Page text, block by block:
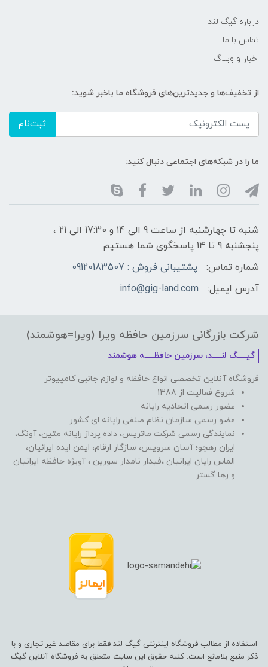
درباره گیگ لند
تماس با ما
اخبار و وبلاگ
از تخفیف‌ها و جدیدترین‌های فروشگاه ما باخبر شوید:
ثبت‌نام
ما را در شبکه‌های اجتماعی دنبال کنید:
شنبه تا چهارشنبه از ساعت 9 الی ۱4 و 17:30 الی ۲1 ،
پنجشنبه 9 تا 14 پاسخگوی شما هستیم.
شماره تماس:
پشتیبانی فروش : 09120183507
آدرس ایمیل:
info@gig-land.com
شرکت بازرگانی سرزمین حافظه ویرا (ویرا=هوشمند)
گیـــــگ لنـــــد، سرزمین حافظـــــه هوشمند
فروشگاه آنلاین تخصصی انواع حافظه و لوازم جانبی کامپیوتر
شروع فعالیت از 1388
عضور رسمی اتحادیه رایانه
عضو رسمی سازمان نظام صنفی رایانه ای کشور
نمایندگی رسمی شرکت ماتریس، داده پرداز رایانه متین، آونگ،
ایران رهجو؛ آسان سرویس، سازگار ارقام، ایمن ایده ایرانیان،
الماس رایان ایرانیان ،فیدار نامدار سورین ، آویژه حافظه ایرانیان
و رها گستر
استفاده از مطالب فروشگاه اینترنتی گیگ لند فقط برای مقاصد غیر تجاری و با
ذکر منبع بلامانع است. کلیه حقوق این سایت متعلق به فروشگاه آنلاین گیگ